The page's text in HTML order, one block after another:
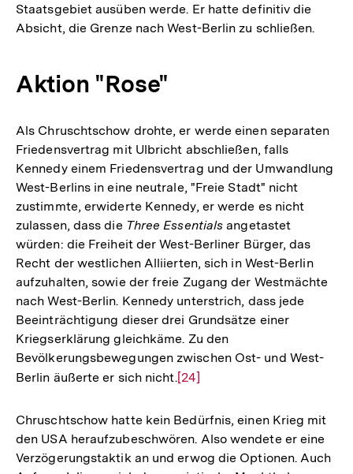
Fußnote
Staatsgebiet ausüben werde. Er hatte definitiv die
Absicht, die Grenze nach West-Berlin zu schließen.
Aktion "Rose"
Als Chruschtschow drohte, er werde einen separaten
Friedensvertrag mit Ulbricht abschließen, falls
Kennedy einem Friedensvertrag und der Umwandlung
West-Berlins in eine neutrale, "Freie Stadt" nicht
zustimmte, erwiderte Kennedy, er werde es nicht
zulassen, dass die Three Essentials angetastet
würden: die Freiheit der West-Berliner Bürger, das
Recht der westlichen Alliierten, sich in West-Berlin
aufzuhalten, sowie der freie Zugang der Westmächte
nach West-Berlin. Kennedy unterstrich, dass jede
Beeinträchtigung dieser drei Grundsätze einer
Kriegserklärung gleichkäme. Zu den
Bevölkerungsbewegungen zwischen Ost- und West-
Berlin äußerte er sich nicht.Zur
der
Fußnote
[24]
Chruschtschow hatte kein Bedürfnis, einen Krieg mit
den USA heraufzubeschwören. Also wendete er eine
Verzögerungstaktik an und erwog die Optionen. Auch